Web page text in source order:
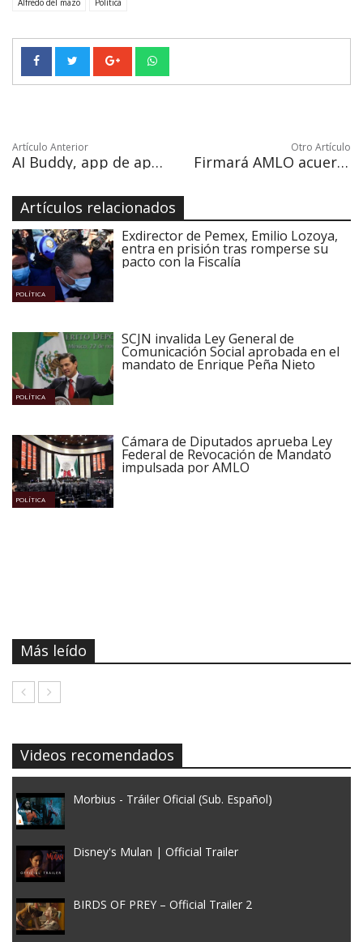
Artículo Anterior
AI Buddy, app de apoyo para niños con padres en la guerra
Otro Artículo
Firmará AMLO acuerdo de unidad en la paz este 4 de junio.
Artículos relacionados
POLÍTICA
Exdirector de Pemex, Emilio Lozoya,
entra en prisión tras romperse su
pacto con la Fiscalía
POLÍTICA
SCJN invalida Ley General de
Comunicación Social aprobada en el
mandato de Enrique Peña Nieto
POLÍTICA
Cámara de Diputados aprueba Ley
Federal de Revocación de Mandato
impulsada por AMLO
Más leído
Videos recomendados
Morbius - Tráiler Oficial (Sub. Español)
Disney's Mulan | Official Trailer
BIRDS OF PREY – Official Trailer 2